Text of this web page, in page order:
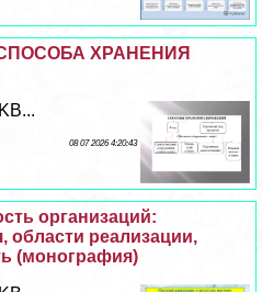
ХРАНЕНИЯ
08 07 2026 4:20:43
организаций:
реализации,
(монография)